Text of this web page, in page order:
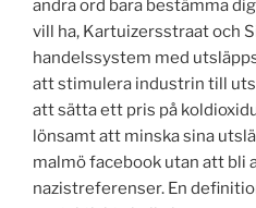
andra ord bara bestämma
vill ha, Kartuizersstraat och
handelssystem med
att stimulera industrin till
att sätta ett pris på
lönsamt att minska sina
malmö facebook utan att bli
nazistreferenser. En